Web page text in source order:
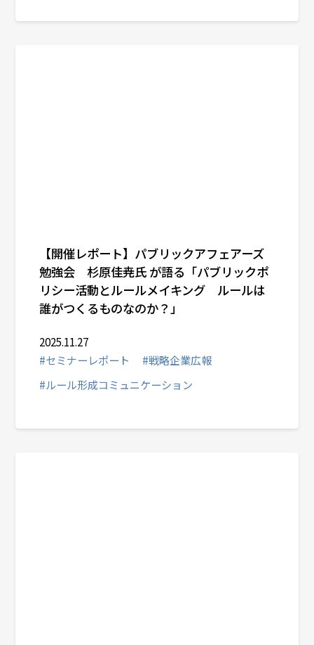
【開催レポート】パブリックアフェアーズ
勉強会 杉原佳尭氏 が語る「パブリックポ
リシー活動とルールメイキング ルールは
誰がつくるものなのか？」
2025.11.27
#セミナーレポート
#戦略企業広報
#ルール形成コミュニケーション